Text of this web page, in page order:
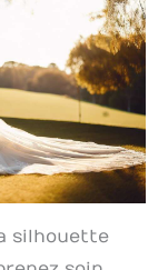
silhouette